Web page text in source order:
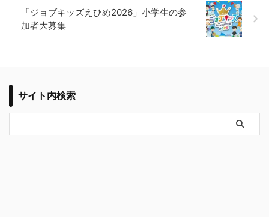
「ジョブキッズえひめ2026」小学生の参
加者大募集
サイト内検索